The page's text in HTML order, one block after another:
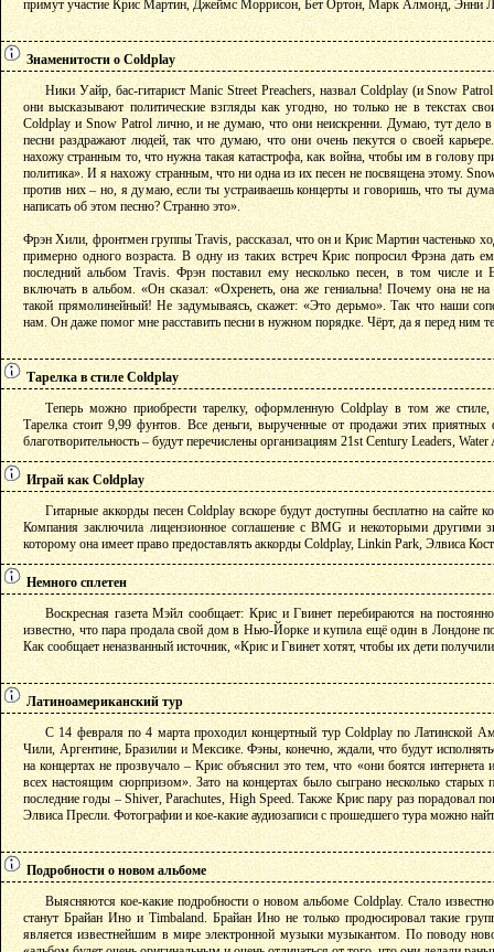
примут участие Крис Мартин, Джеймс Моррисон, Бет Ортон, Марк Алмонд, Энни
Знаменитости о Coldplay
Ники Уайр, бас-гитарист Manic Street Preachers, назвал Coldplay (и Snow
они высказывают политические взгляды как угодно, но только не в текстах
Coldplay и Snow Patrol лично, и не думаю, что они неискренни. Думаю, тут дело в
песни раздражают людей, так что думаю, что они очень пекутся о своей
нахожу странным то, что нужна такая катастрофа, как война, чтобы им в голову
политика». И я нахожу странным, что ни одна из их песен не посвящена этому.
против них – но, я думаю, если ты устраиваешь концерты и говоришь, что ты
написать об этом песню? Странно это».
Фрэн Хили, фронтмен группы Travis, рассказал, что он и Крис Мартин частенько
примерно одного возраста. В одну из таких встреч Крис попросил Фрэна дать
последний альбом Travis. Фрэн поставил ему несколько песен, в том числе и
включать в альбом. «Он сказал: «Охренеть, она же гениальна! Почему она не
такой прямолинейный! Не задумываясь, скажет: «Это дерьмо». Так что наши
нам. Он даже помог мне расставить песни в нужном порядке. Чёрт, да я перед ним
Тарелка в стиле Coldplay
Теперь можно приобрести тарелку, оформленную Coldplay в том же
Тарелка стоит 9,99 фунтов. Все деньги, вырученные от продажи этих
благотворительность – будут перечислены организациям 21st Century Leaders,
Играй как Coldplay
Гитарные аккорды песен Coldplay вскоре будут доступны бесплатно на сайте
Компания заключила лицензионное соглашение с BMG и некоторыми другими
которому она имеет право предоставлять аккорды Coldplay, Linkin Park, Элвиса
Немного сплетен
Воскресная газета Мэйл сообщает: Крис и Гвинет перебираются на
известно, что пара продала свой дом в Нью-Йорке и купила ещё один в Лондоне
Как сообщает неназванный источник, «Крис и Гвинет хотят, чтобы их дети
Латиноамериканский тур
С 14 февраля по 4 марта проходил концертный тур Coldplay по Латинской
Чили, Аргентине, Бразилии и Мексике. Фэны, конечно, ждали, что будут
на концертах не прозвучало – Крис объяснил это тем, что «они боятся
всех настоящим сюрпризом». Зато на концертах было сыграно несколько старых
последние годы – Shiver, Parachutes, High Speed. Также Крис пару раз порадовал
Элвиса Пресли. Фотографии и кое-какие аудиозаписи с прошедшего тура можно
Подробности о новом альбоме
Выясняются кое-какие подробности о новом альбоме Coldplay. Стало
станут Брайан Ино и Timbaland. Брайан Ино не только продюсировал такие
является известнейшим в мире электронной музыки музыкантом. По поводу